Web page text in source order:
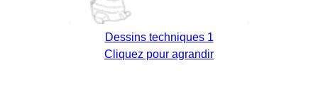
Dessins techniques 1
Cliquez pour agrandir